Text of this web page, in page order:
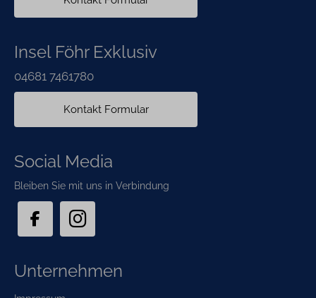
Insel Föhr Exklusiv
04681 7461780
Kontakt Formular
Social Media
Bleiben Sie mit uns in Verbindung
Unternehmen